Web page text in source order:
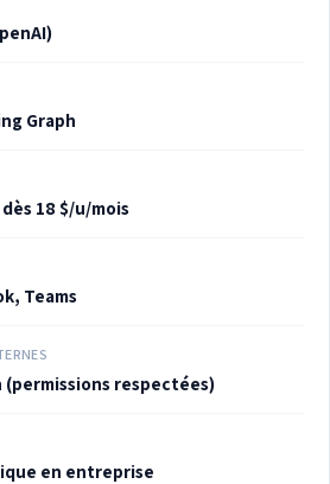
Graph
18 $/u/mois
Teams
(permissions respectées)
en entreprise